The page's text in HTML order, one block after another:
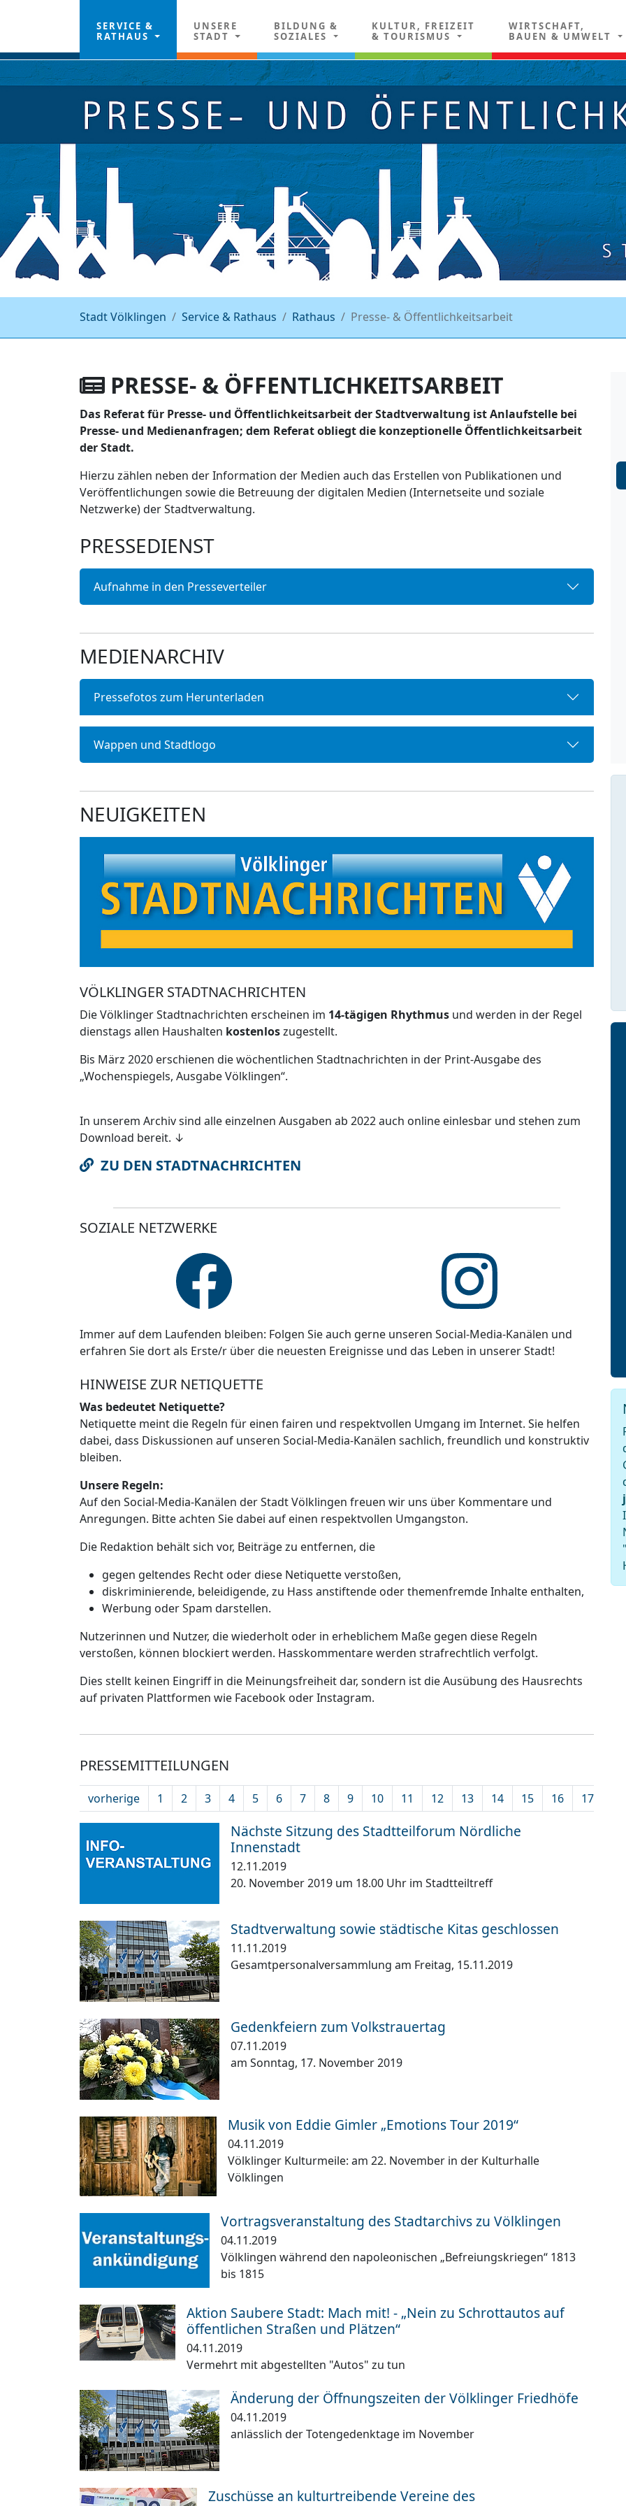
SERVICE &
RATHAUS
UNSERE
STADT
BILDUNG &
SOZIALES
KULTUR, FREIZEIT
& TOURISMUS
WIRTSCHAFT,
BAUEN & UMWELT
Stadt Völklingen Service & Rathaus Rathaus Presse- & Öffentlichkeitsarbeit
PRESSE- & ÖFFENTLICHKEITSARBEIT
Das Referat für Presse- und Öffentlichkeitsarbeit der Stadtverwaltung ist Anlaufstelle bei
Presse- und Medienanfragen; dem Referat obliegt die konzeptionelle Öffentlichkeitsarbeit
der Stadt.
Hierzu zählen neben der Information der Medien auch das Erstellen von Publikationen und
Veröffentlichungen sowie die Betreuung der digitalen Medien (Internetseite und soziale
Netzwerke) der Stadtverwaltung.
PRESSEDIENST
Aufnahme in den Presseverteiler
MEDIENARCHIV
Pressefotos zum Herunterladen
Wappen und Stadtlogo
NEUIGKEITEN
VÖLKLINGER STADTNACHRICHTEN
Die Völklinger Stadtnachrichten erscheinen im 14-tägigen Rhythmus und werden in der Regel
dienstags allen Haushalten kostenloszugestellt.
Bis März 2020 erschienen die wöchentlichen Stadtnachrichten in der Print-Ausgabe des
„Wochenspiegels, Ausgabe Völklingen“.
In unserem Archiv sind alle einzelnen Ausgaben ab 2022 auch online einlesbar und stehen zum
Download bereit. ↓
ZU DEN STADTNACHRICHTEN
SOZIALE NETZWERKE
Immer auf dem Laufenden bleiben: Folgen Sie auch gerne unseren Social-Media-Kanälen und
erfahren Sie dort als Erste/r über die neuesten Ereignisse und das Leben in unserer Stadt!
HINWEISE ZUR NETIQUETTE
Was bedeutet Netiquette?
Netiquette meint die Regeln für einen fairen und respektvollen Umgang im Internet. Sie helfen
dabei, dass Diskussionen auf unseren Social-Media-Kanälen sachlich, freundlich und konstruktiv
bleiben.
Unsere Regeln:
Auf den Social-Media-Kanälen der Stadt Völklingen freuen wir uns über Kommentare und
Anregungen. Bitte achten Sie dabei auf einen respektvollen Umgangston.
Die Redaktion behält sich vor, Beiträge zu entfernen, die
gegen geltendes Recht oder diese Netiquette verstoßen,
diskriminierende, beleidigende, zu Hass anstiftende oder themenfremde Inhalte enthalten,
Werbung oder Spam darstellen.
Nutzerinnen und Nutzer, die wiederholt oder in erheblichem Maße gegen diese Regeln
verstoßen, können blockiert werden. Hasskommentare werden strafrechtlich verfolgt.
Dies stellt keinen Eingriff in die Meinungsfreiheit dar, sondern ist die Ausübung des Hausrechts
auf privaten Plattformen wie Facebook oder Instagram.
PRESSEMITTEILUNGEN
vorherige 1 2 3 4 5 6 7 8 9 10 11 12 13 14 15 16 17
Nächste Sitzung des Stadtteilforum Nördliche
Innenstadt
12.11.2019
20. November 2019 um 18.00 Uhr im Stadtteiltreff
Stadtverwaltung sowie städtische Kitas geschlossen
11.11.2019
Gesamtpersonalversammlung am Freitag, 15.11.2019
Gedenkfeiern zum Volkstrauertag
07.11.2019
am Sonntag, 17. November 2019
Musik von Eddie Gimler „Emotions Tour 2019“
04.11.2019
Völklinger Kulturmeile: am 22. November in der Kulturhalle
Völklingen
Vortragsveranstaltung des Stadtarchivs zu Völklingen
04.11.2019
Völklingen während den napoleonischen „Befreiungskriegen“ 1813
bis 1815
Aktion Saubere Stadt: Mach mit! - „Nein zu Schrottautos auf
öffentlichen Straßen und Plätzen“
04.11.2019
Vermehrt mit abgestellten "Autos" zu tun
Änderung der Öffnungszeiten der Völklinger Friedhöfe
04.11.2019
anlässlich der Totengedenktage im November
Zuschüsse an kulturtreibende Vereine des